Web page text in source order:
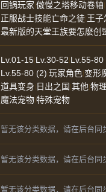
回锅玩家|傲慢之塔移动卷轴|
正服战士技能亡命之徒|王子
最新版的天堂王族要怎麽创
Lv.01-15|Lv.30-52|Lv.55-80
Lv.55-80 (2)|玩家角色|变形
道具变身| 日出之国 |其他|物
魔法宠物|特殊宠物
暂无该分类数据，请在后台同
暂无该分类数据，请在后台同
暂无该分类数据，请在后台同